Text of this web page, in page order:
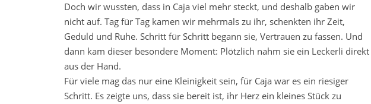
Doch wir wussten, dass in Caja viel mehr steckt, und deshalb gaben wir
nicht auf. Tag für Tag kamen wir mehrmals zu ihr, schenkten ihr Zeit,
Geduld und Ruhe. Schritt für Schritt begann sie, Vertrauen zu fassen. Und
dann kam dieser besondere Moment: Plötzlich nahm sie ein Leckerli direkt
aus der Hand.
Für viele mag das nur eine Kleinigkeit sein, für Caja war es ein riesiger
Schritt. Es zeigte uns, dass sie bereit ist, ihr Herz ein kleines Stück zu